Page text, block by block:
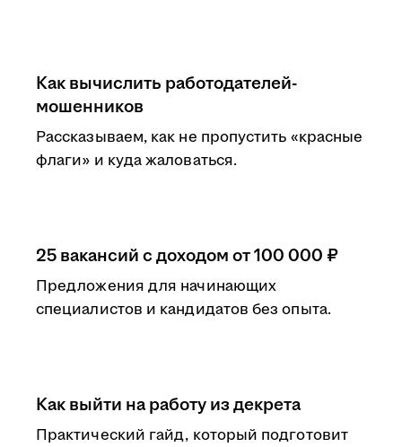
Как вычислить работодателей-
мошенников
Рассказываем, как не пропустить «красные
флаги» и куда жаловаться.
25 вакансий с доходом от 100 000 ₽
Предложения для начинающих
специалистов и кандидатов без опыта.
Как выйти на работу из декрета
Практический гайд, который подготовит